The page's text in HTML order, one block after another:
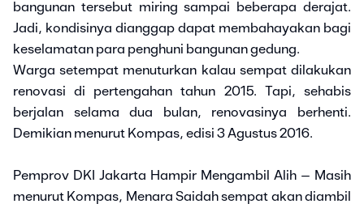
bangunan tersebut miring sampai beberapa derajat.
Jadi, kondisinya dianggap dapat membahayakan bagi
keselamatan para penghuni bangunan gedung.
Warga setempat menuturkan kalau sempat dilakukan
renovasi di pertengahan tahun 2015. Tapi, sehabis
berjalan selama dua bulan, renovasinya berhenti.
Demikian menurut Kompas, edisi 3 Agustus 2016.
Pemprov DKI Jakarta Hampir Mengambil Alih – Masih
menurut Kompas, Menara Saidah sempat akan diambil